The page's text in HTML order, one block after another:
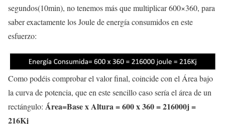
segundos(10min), no tenemos más que multiplicar 600×360, para
saber exactamente los Joule de energía consumidos en este
esfuerzo:
Como podéis comprobar el valor final, coincide con el Área bajo
la curva de potencia, que en este sencillo caso sería el área de un
rectángulo: Área=Base x Altura = 600 x 360 = 216000j =
216Kj